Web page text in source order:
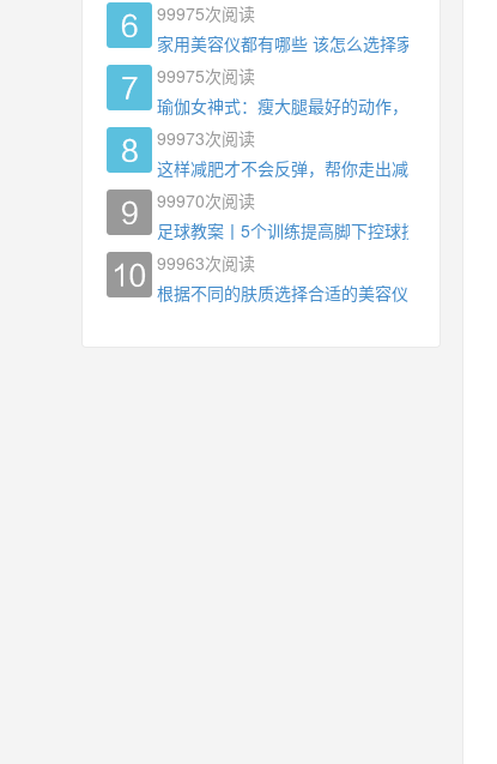
99975次阅读
家用美容仪都有哪些 该怎么选择家用美容仪
99975次阅读
瑜伽女神式：瘦大腿最好的动作，没有之一，
99973次阅读
这样减肥才不会反弹，帮你走出减肥瓶颈
99970次阅读
足球教案丨5个训练提高脚下控球技术
99963次阅读
根据不同的肤质选择合适的美容仪器